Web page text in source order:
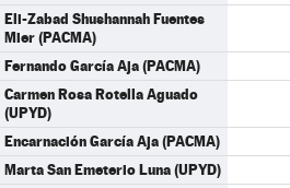
Eli-Zabad Shushannah Fuentes
Mier (PACMA)
Fernando García Aja (PACMA)
Carmen Rosa Rotella Aguado
(UPYD)
Encarnación García Aja (PACMA)
Marta San Emeterio Luna (UPYD)